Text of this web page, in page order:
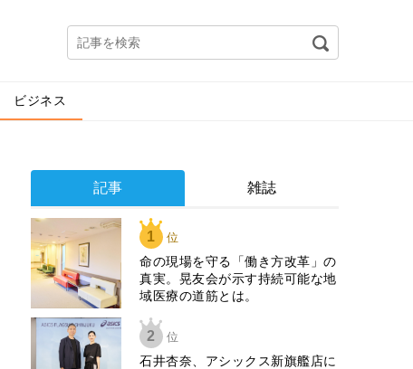
ビジネス
記事 雑誌
1 位
​命の現場を守る「働き方改革」の
真実。晃友会が示す持続可能な地
域医療の道筋とは。
2 位
石井杏奈、アシックス新旗艦店に